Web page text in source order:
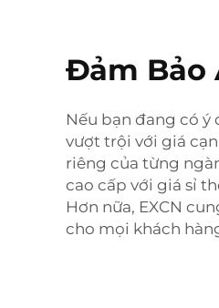
Đảm Bảo
Nếu bạn đang có
vượt trội với giá
riêng của từng
cao cấp với giá sỉ
Hơn nữa, EXCN
cho mọi khách